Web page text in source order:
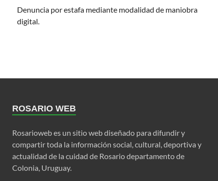
Denuncia por estafa mediante modalidad de maniobra
digital.
ROSARIO WEB
Rosarioweb es un sitio web diseñado para difundir y
compartir toda la información social, cultural, deportiva y
actualidad de la cuidad de Rosario departamento de
Colonia, Uruguay.